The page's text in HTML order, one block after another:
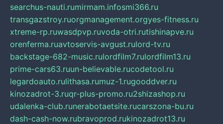
searchus-nauti.rumirmam.infosmi366.ru
transgazstroy.ruorgmanagement.orgyes-fitness.ru
xtreme-rp.ruwasdpvp.ruvoda-otri.rutishinapve.ru
orenferma.ruavtoservis-avgust.rulord-tv.ru
backstage-682-music.rulordfilm7.rulordfilm13.ru
prime-cars63.ruun-believable.rucodetool.ru
legardoauto.rulithasa.rumuz-1.rugooddver.ru
kinozadrot-3.ruqr-plus-promo.ru2shizashop.ru
udalenka-club.runerabotaetsite.rucarszona-bu.ru
dash-cash-now.rubravoprod.rukinozadrot13.ru